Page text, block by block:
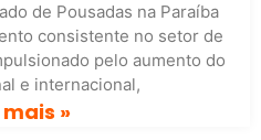
de Pousadas na Paraíba
consistente no setor de
pelo aumento do
e internacional,
»